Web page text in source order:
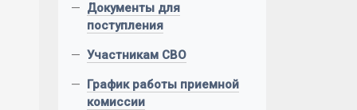
— Документы для
поступления
— Участникам СВО
— График работы приемной
комиссии